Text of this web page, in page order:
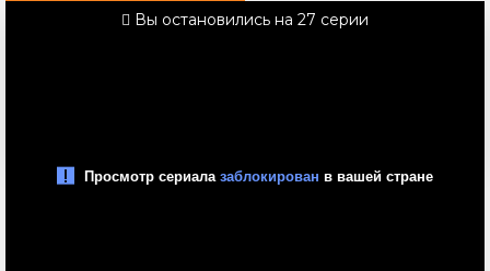
Вы остановились на 27 серии